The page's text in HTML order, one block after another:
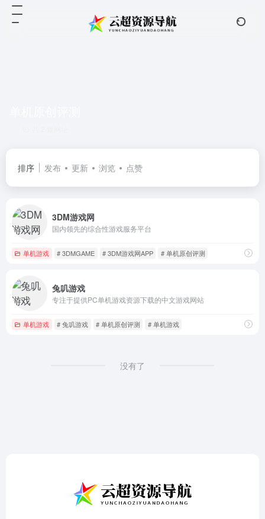
排序 发布 更新 浏览 点赞
3DM游戏网
国内领先的综合性游戏服务平台
单机游戏 # 3DMGAME # 3DM游戏网APP # 单机原创评测
兔叽游戏
专注于提供PC单机游戏资源下载的中文游戏网站
单机游戏 # 兔叽游戏 # 单机原创评测 # 单机游戏
没有了